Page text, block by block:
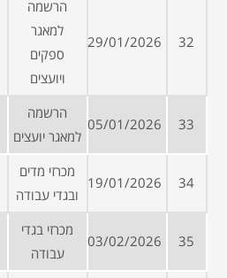
32
29/01/2026
הרשמה
למאגר
ספקים
ויועצים
33
05/01/2026
הרשמה
למאגר יועצים
34
19/01/2026
מכרזי מדים
ובגדי עבודה
35
03/02/2026
מכרזי בגדי
עבודה